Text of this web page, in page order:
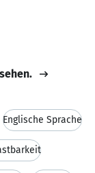
Englische Sprache